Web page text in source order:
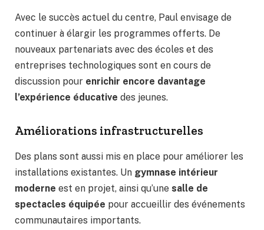
Avec le succès actuel du centre, Paul envisage de
continuer à élargir les programmes offerts. De
nouveaux partenariats avec des écoles et des
entreprises technologiques sont en cours de
discussion pour enrichir encore davantage
l’expérience éducative des jeunes.
Améliorations infrastructurelles
Des plans sont aussi mis en place pour améliorer les
installations existantes. Un gymnase intérieur
moderne est en projet, ainsi qu’une salle de
spectacles équipée pour accueillir des événements
communautaires importants.